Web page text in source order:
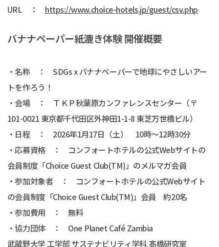
URL ： https://www.choice-hotels.jp/guest/csv.php
バナナペーパー紙漉き体験 開催概要
・名称 ： SDGs x バナナペーパーで地球にやさしいアー
トを作ろう！
・会場 ： ＴＫＰ秋葉原カンファレンスセンター（〒
101-0021 東京都千代田区外神田1-1-8 東芝万世橋ビル）
・日程 ： 2026年1月17日（土） 10時～12時30分
・応募資格 ： コンフォートホテルの公式Webサイトの
会員制度「Choice Guest Club(TM)」のメルマガ会員
・参加対象者 ： コンフォートホテルの公式Webサイト
の会員制度「Choice Guest Club(TM)」会員 約20名
・参加費用 ： 無料
・協力団体 ： One Planet Café Zambia
武蔵野大学 工学部 サステナビリティ学科 髙橋研究室